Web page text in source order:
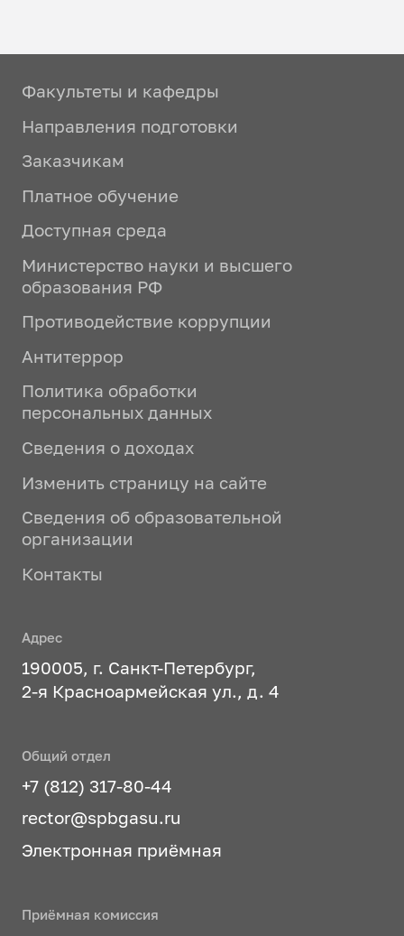
Факультеты и кафедры
Направления подготовки
Заказчикам
Платное обучение
Доступная среда
Министерство науки и высшего
образования РФ
Противодействие коррупции
Антитеррор
Политика обработки
персональных данных
Сведения о доходах
Изменить страницу на сайте
Сведения об образовательной
организации
Контакты
Адрес
190005, г. Санкт-Петербург,
2-я Красноармейская ул., д. 4
Общий отдел
+7 (812) 317-80-44
rector@spbgasu.ru
Электронная приёмная
Приёмная комиссия